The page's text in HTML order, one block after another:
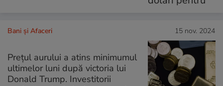
Bani și Afaceri 15 nov. 2024
Prețul aurului a atins minimumul
ultimelor luni după victoria lui
Donald Trump. Investitorii